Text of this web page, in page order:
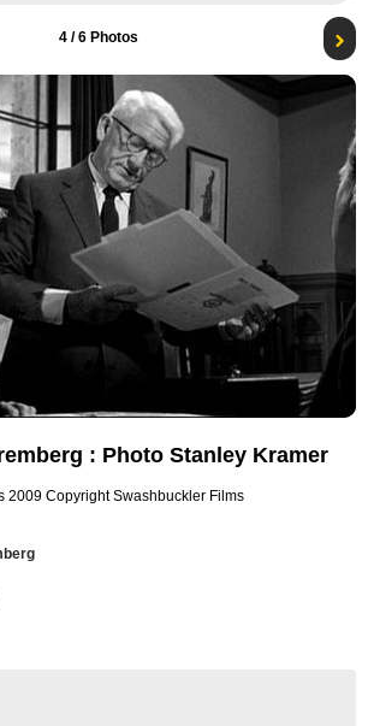
4 / 6 Photos
: Photo Stanley Kramer
2009 Copyright Swashbuckler Films